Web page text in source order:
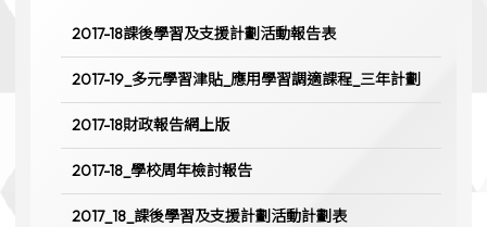
2017-18課後學習及支援計劃活動報告表
2017-19_多元學習津貼_應用學習調適課程_三年計劃
2017-18財政報告網上版
2017-18_學校周年檢討報告
2017_18_課後學習及支援計劃活動計劃表